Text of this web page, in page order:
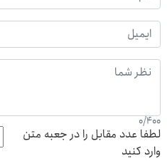
0/400
لطفا عدد مقابل را در جعبه متن
وارد کنید